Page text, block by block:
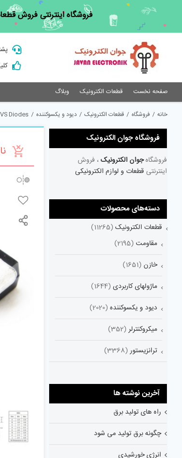
content
فروشگاه اینترنتی فروش
صفحه نخست قطعات الکترونیک وبلاگ
خانه / فروشگاه / قطعات الکترونیک / دیود و یکسوکننده /
Diodes
فروشگاه جوان الکترونیک
فروشگاهجوان الکترونیک ، فروش
اینترنتی قطعات و لوازم الکترونیکی
دسته‌های محصولات
قطعات الکترونیک (11265)
مقاومت (2195)
خازن (1651)
ماژولهای کاربردی (1644)
دیود و یکسوکننده (2020)
میکروکنترلر (352)
ترانزیستور (3368)
آخرین نوشته ها
راه های تولید برق
چگونه برق تولید می شود
انرژی خورشیدی